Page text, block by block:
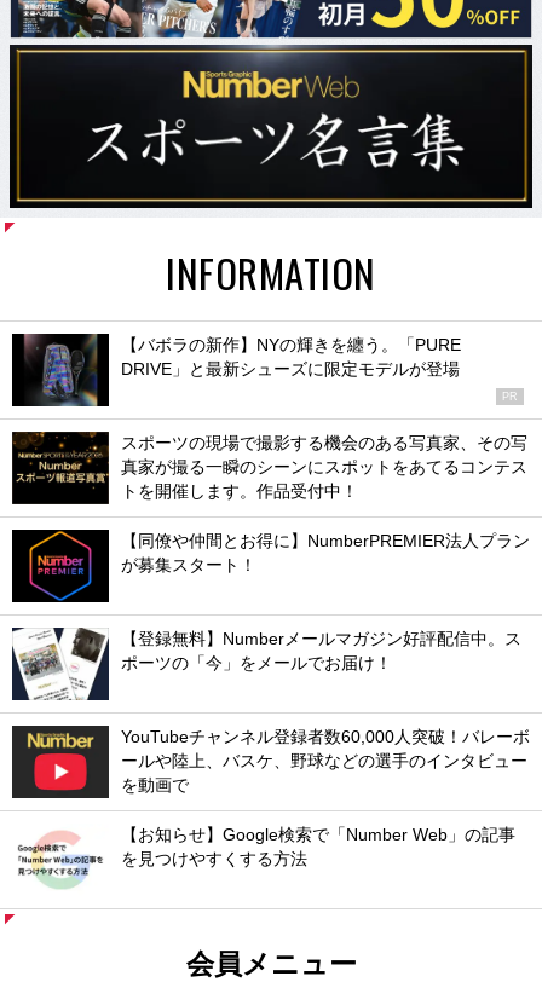
INFORMATION
【バボラの新作】NYの輝きを纏う。「PURE
DRIVE」と最新シューズに限定モデルが登場
PR
スポーツの現場で撮影する機会のある写真家、その写
真家が撮る一瞬のシーンにスポットをあてるコンテス
トを開催します。作品受付中！
【同僚や仲間とお得に】NumberPREMIER法人プラン
が募集スタート！
【登録無料】Numberメールマガジン好評配信中。ス
ポーツの「今」をメールでお届け！
YouTubeチャンネル登録者数60,000人突破！バレーボ
ールや陸上、バスケ、野球などの選手のインタビュー
を動画で
【お知らせ】Google検索で「Number Web」の記事
を見つけやすくする方法
会員メニュー